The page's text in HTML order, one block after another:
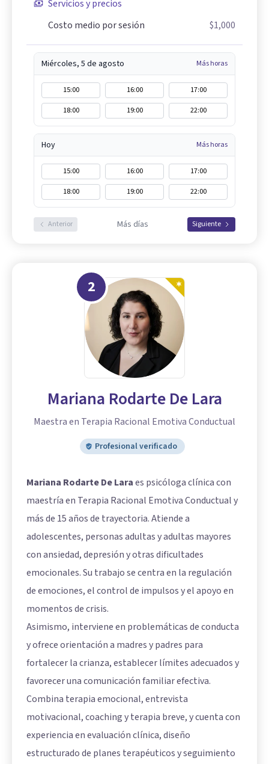
Servicios y precios
Costo medio por sesión
$1,000
Miércoles, 5 de agosto Más horas
15:00 16:00
17:00
18:00
19:00 22:00
Hoy Más horas
15:00 16:00
17:00
18:00
19:00 22:00
Anterior Más días Siguiente
2
Mariana Rodarte De Lara
Maestra en Terapia Racional Emotiva Conductual
Profesional verificado
Mariana Rodarte De Laraes psicóloga clínica con
maestría en Terapia Racional Emotiva Conductual y
más de 15 años de trayectoria. Atiende a
adolescentes, personas adultas y adultas mayores
con ansiedad, depresión y otras dificultades
emocionales. Su trabajo se centra en la regulación
de emociones, el control de impulsos y el apoyo en
momentos de crisis.
Asimismo, interviene en problemáticas de conducta
y ofrece orientación a madres y padres para
fortalecer la crianza, establecer límites adecuados y
favorecer una comunicación familiar efectiva.
Combina terapia emocional, entrevista
motivacional, coaching y terapia breve, y cuenta con
experiencia en evaluación clínica, diseño
estructurado de planes terapéuticos y seguimiento